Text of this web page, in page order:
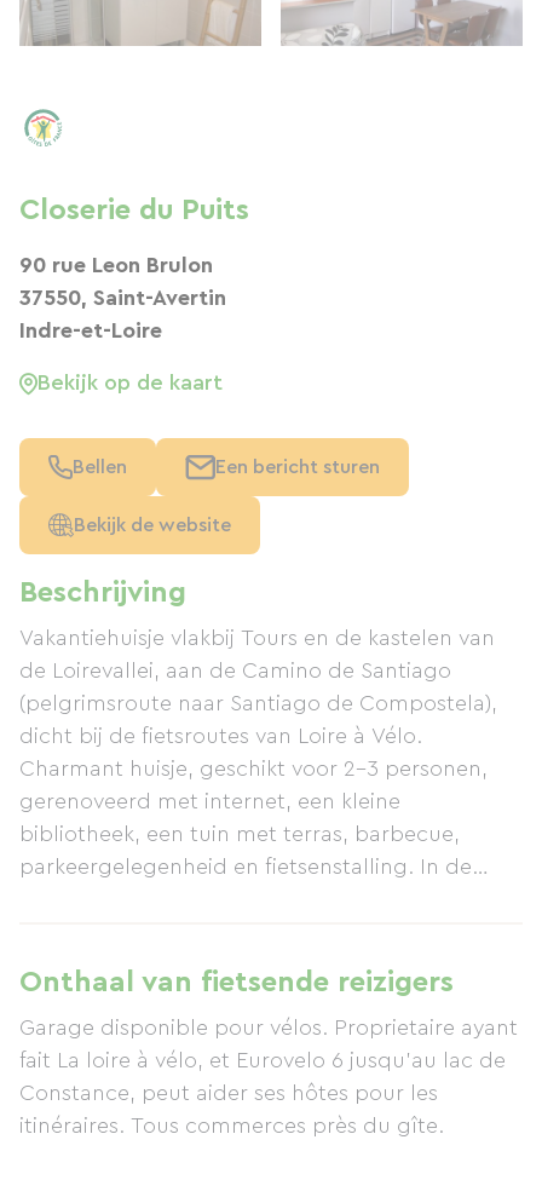
Beschrijving
Vakantiehuisje vlakbij Tours en de kastelen van
de Loirevallei, aan de Camino de Santiago
(pelgrimsroute naar Santiago de Compostela),
dicht bij de fietsroutes van Loire à Vélo.
Charmant huisje, geschikt voor 2-3 personen,
gerenoveerd met internet, een kleine
bibliotheek, een tuin met terras, barbecue,
parkeergelegenheid en fietsenstalling. In de
Onthaal van fietsende reizigers
Garage disponible pour vélos. Proprietaire ayant
fait La loire à vélo, et Eurovelo 6 jusqu'au lac de
Constance, peut aider ses hôtes pour les
itinéraires. Tous commerces près du gîte.
Closerie du Puits
90 rue Leon Brulon
37550, Saint-Avertin
Indre-et-Loire
Bekijk op de kaart
Bellen Een bericht sturen
Bekijk de website